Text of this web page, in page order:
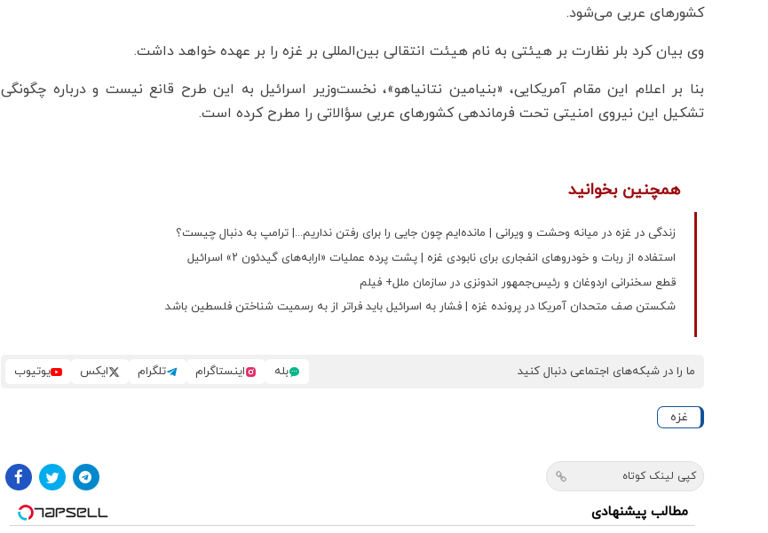
کشورهای عربی می‌شود.
وی بیان کرد بلر نظارت بر هیئتی به نام هیئت انتقالی بین‌المللی بر غزه را بر عهده خواهد داشت.
بنا بر اعلام این مقام آمریکایی، «بنیامین نتانیاهو»، نخست‌وزیر اسرائیل به این طرح قانع نیست و درباره چگونگی
تشکیل این نیروی امنیتی تحت فرماندهی کشورهای عربی سؤالاتی را مطرح کرده است.
همچنین بخوانید
زندگی در غزه در میانه وحشت و ویرانی | مانده‌ایم چون جایی را برای رفتن نداریم...| ترامپ به دنبال چیست؟
استفاده از ربات و خودروهای انفجاری برای نابودی غزه | پشت پرده عملیات «ارابه‌های گیدئون ۲» اسرائیل
قطع سخنرانی اردوغان و رئیس‌جمهور اندونزی در سازمان ملل+ فیلم
شکستن صف متحدان آمریکا در پرونده غزه | فشار به اسرائیل باید فراتر از به رسمیت شناختن فلسطین باشد
ما را در شبکه‌های اجتماعی دنبال کنید بله اینستاگرام تلگرام ایکس یوتیوب
غزه
کپی لینک کوتاه
مطالب پیشنهادی